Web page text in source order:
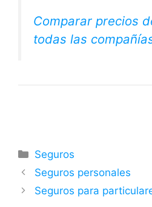
Comparar precios
todas las
Categorías
Seguros
Seguros personales
Seguros para